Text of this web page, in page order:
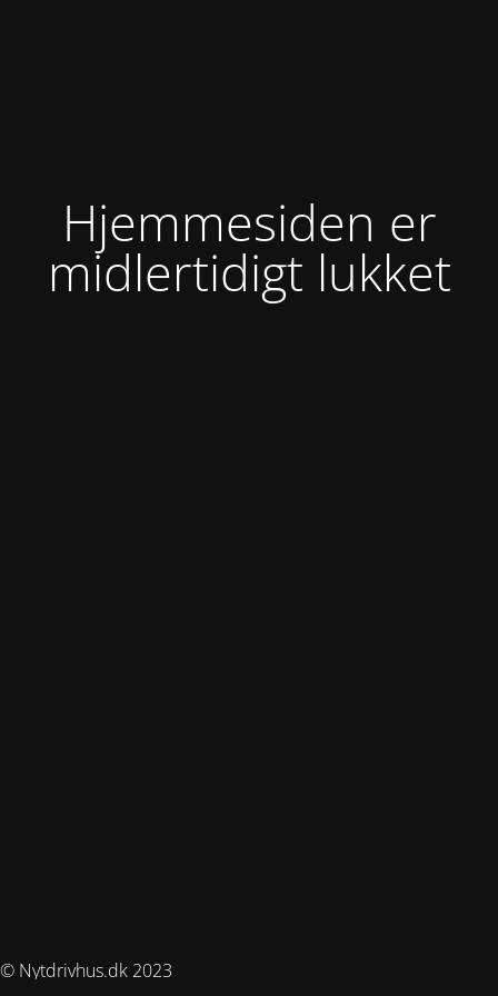
Hjemmesiden er
midlertidigt lukket
© Nytdrivhus.dk 2023